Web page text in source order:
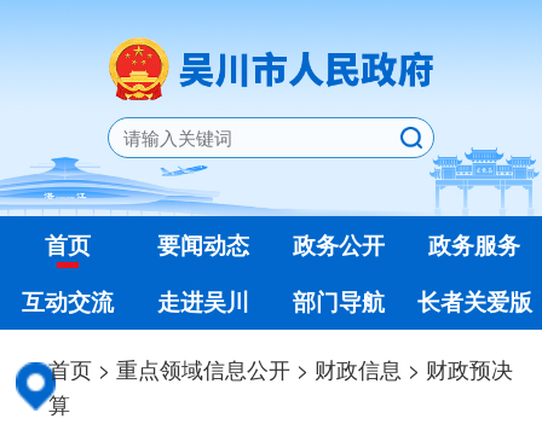
首页 要闻动态 政务公开
政务服务
互动交流
走进吴川 部门导航 长者关爱版
首页 >重点领域信息公开 > 财政信息 > 财政预决
算